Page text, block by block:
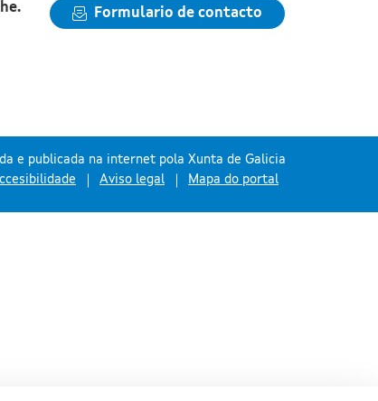
Formulario de contacto
e publicada na internet pola Xunta de Galicia
Aviso legal Mapa do portal